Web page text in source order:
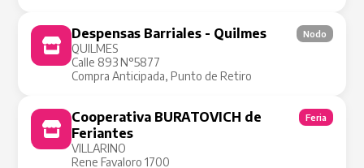
Despensas Barriales - Quilmes
QUILMES
Calle 893 N°5877
Compra Anticipada, Punto de Retiro
Nodo
Cooperativa BURATOVICH de
Feriantes
VILLARINO
Rene Favaloro 1700
Feria